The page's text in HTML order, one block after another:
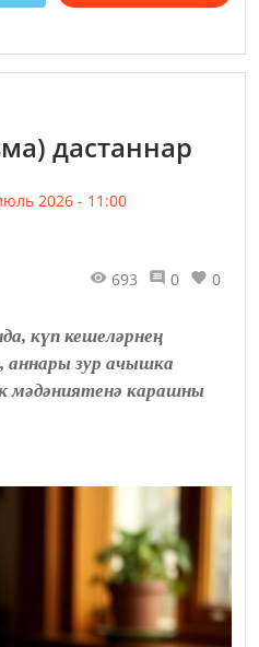
дастаннар
2026 - 11:00
693 0 0
күп кешеләрнең
аннары зур ачышка
мәдәниятенә карашны